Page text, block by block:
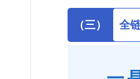
（三） 全